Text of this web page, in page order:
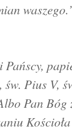
Pańscy,
Pius V,
Pan Bóg